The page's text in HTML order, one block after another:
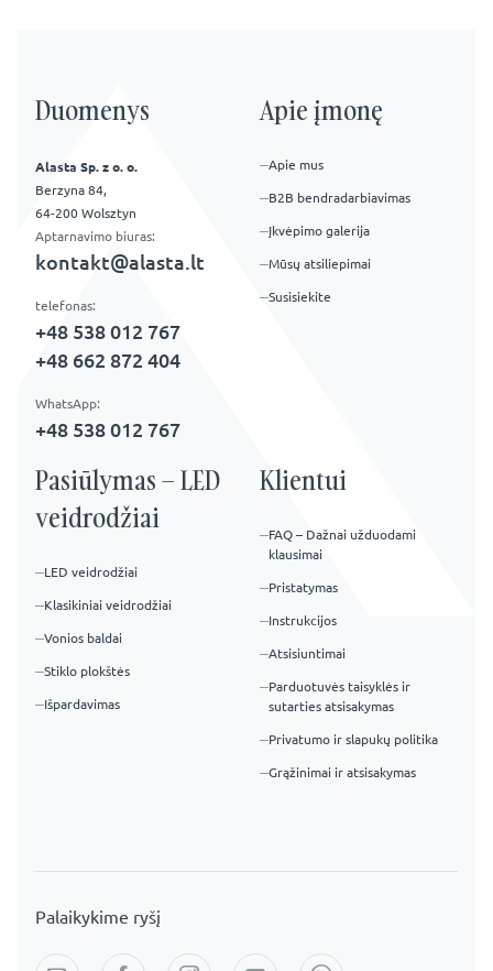
Apie įmonę
Apie mus
B2B bendradarbiavimas
Įkvėpimo galerija
Mūsų atsiliepimai
Susisiekite
Pasiūlymas – LED
veidrodžiai
LED veidrodžiai
Klasikiniai veidrodžiai
Vonios baldai
Stiklo plokštės
Išpardavimas
Klientui
FAQ – Dažnai užduodami
klausimai
Pristatymas
Instrukcijos
Atsisiuntimai
Parduotuvės taisyklės ir
sutarties atsisakymas
Privatumo ir slapukų politika
Grąžinimai ir atsisakymas
Duomenys
Alasta Sp. z o. o.
Berzyna 84,
64-200 Wolsztyn
Aptarnavimo biuras:
kontakt@alasta.lt
telefonas:
+48 538 012 767
+48 662 872 404
WhatsApp:
+48 538 012 767
Palaikykime ryšį